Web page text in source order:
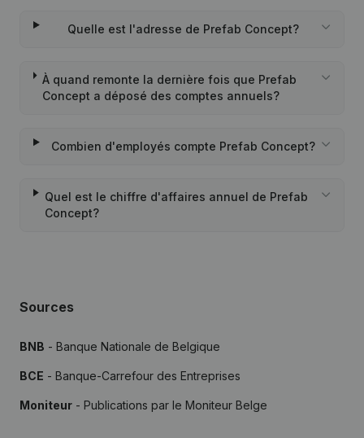
Quelle est l'adresse de Prefab Concept?
À quand remonte la dernière fois que Prefab
Concept a déposé des comptes annuels?
Combien d'employés compte Prefab Concept?
Quel est le chiffre d'affaires annuel de Prefab
Concept?
Sources
BNB - Banque Nationale de Belgique
BCE - Banque-Carrefour des Entreprises
Moniteur - Publications par le Moniteur Belge